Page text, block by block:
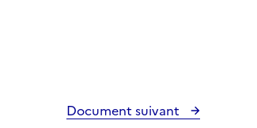
Document suivant